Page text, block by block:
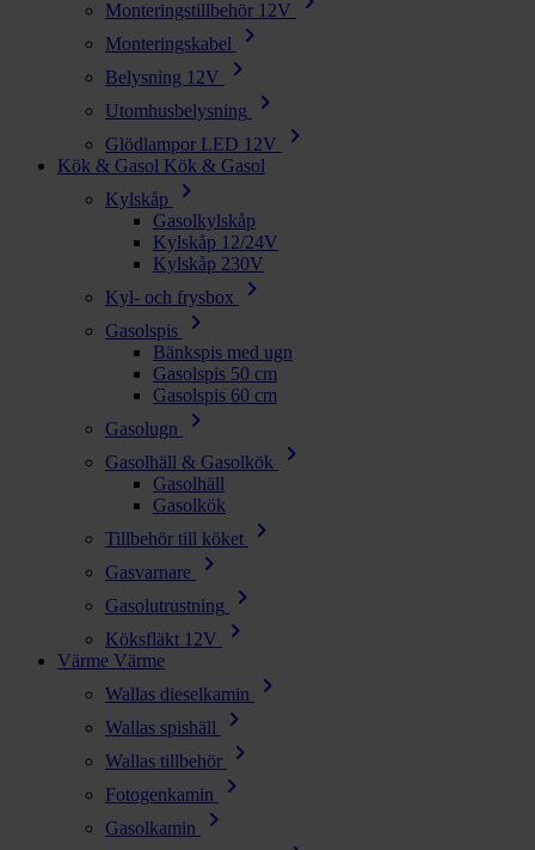
Monteringstillbehör 12V
Monteringskabel chevron_right
Belysning 12V chevron_right
Utomhusbelysning chevron_right
Glödlampor LED 12V chevron_right
Kök & Gasol Kök & Gasol
Kylskåp
chevron_right
Gasolkylskåp
Kylskåp 12/24V
Kylskåp 230V
Kyl- och frysbox
chevron_right
Gasolspis chevron_right
Bänkspis med ugn
Gasolspis 50 cm
Gasolspis 60 cm
Gasolugn
chevron_right
Gasolhäll & Gasolkök chevron_right
Gasolhäll
Gasolkök
Tillbehör till köket
chevron_right
Gasvarnare chevron_right
Gasolutrustning chevron_right
Köksfläkt 12V chevron_right
Värme Värme
Wallas dieselkamin
chevron_right
Wallas spishäll chevron_right
Wallas tillbehör chevron_right
Fotogenkamin chevron_right
Gasolkamin chevron_right